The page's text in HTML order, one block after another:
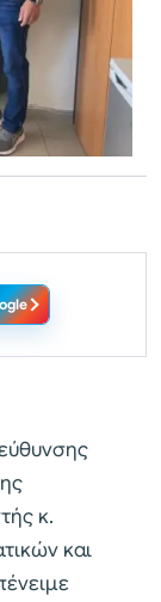
κ.
και